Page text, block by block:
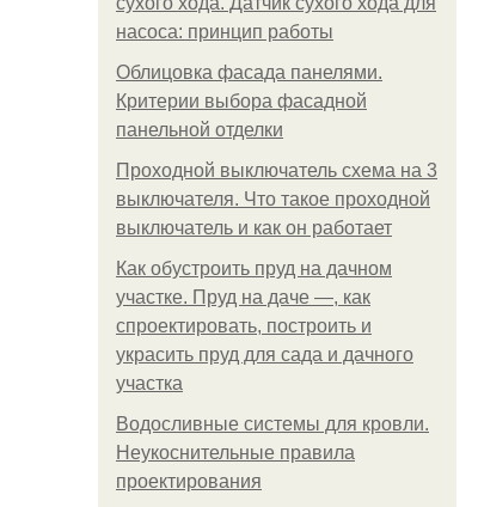
насоса: принцип работы
Облицовка фасада панелями.
Критерии выбора фасадной
панельной отделки
Проходной выключатель схема на 3
выключателя. Что такое проходной
выключатель и как он работает
Как обустроить пруд на дачном
участке. Пруд на даче —, как
спроектировать, построить и
украсить пруд для сада и дачного
участка
Водосливные системы для кровли.
Неукоснительные правила
проектирования